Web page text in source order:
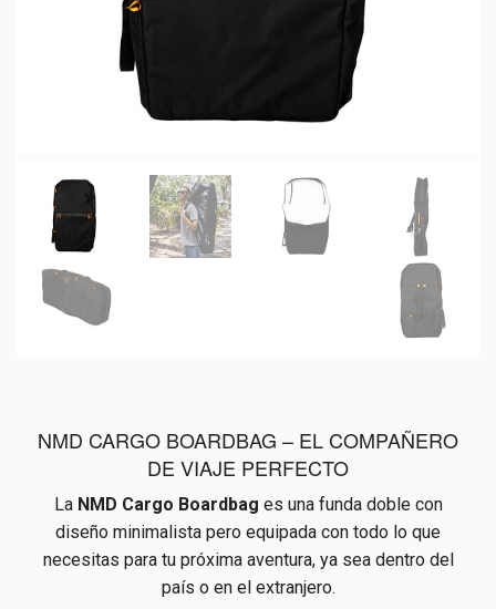
NMD CARGO BOARDBAG – EL COMPAÑERO
DE VIAJE PERFECTO
La NMD Cargo Boardbag es una funda doble con
diseño minimalista pero equipada con todo lo que
necesitas para tu próxima aventura, ya sea dentro del
país o en el extranjero.